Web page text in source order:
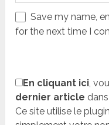
Save my name,
for the next time I
En cliquant ici,
dernier article
Ce site utilise le